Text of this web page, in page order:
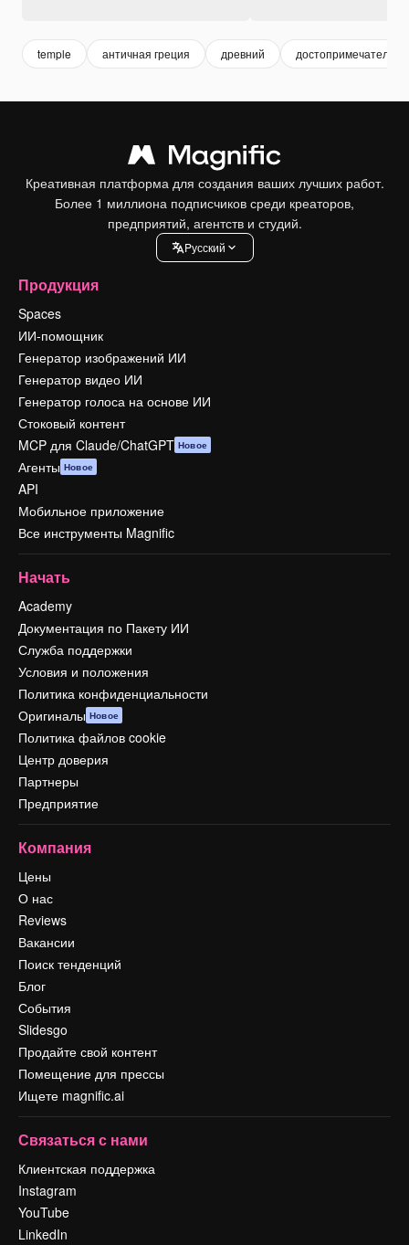
temple античная греция древний
Креативная платформа для создания ваших лучших работ.
Более 1 миллиона подписчиков среди креаторов,
предприятий, агентств и студий.
Pусский
Продукция
Spaces
ИИ-помощник
Генератор изображений ИИ
Генератор видео ИИ
Генератор голоса на основе ИИ
Стоковый контент
MCP для Claude/ChatGPT Новое
Агенты Новое
API
Мобильное приложение
Все инструменты Magnific
Начать
Academy
Документация по Пакету ИИ
Служба поддержки
Условия и положения
Политика конфиденциальности
Оригиналы Новое
Политика файлов cookie
Центр доверия
Партнеры
Предприятие
Компания
Цены
О нас
Reviews
Вакансии
Поиск тенденций
Блог
События
Slidesgo
Продайте свой контент
Помещение для прессы
Ищете magnific.ai
Связаться с нами
Клиентская поддержка
Instagram
YouTube
LinkedIn